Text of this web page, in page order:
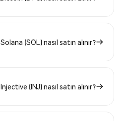
Solana (SOL) nasıl satın alınır?
Injective (INJ) nasıl satın alınır?